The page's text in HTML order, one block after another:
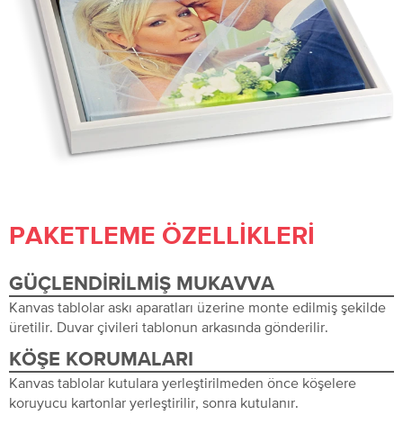
PAKETLEME ÖZELLIKLERI
GÜÇLENDIRILMIŞ MUKAVVA
Kanvas tablolar askı aparatları üzerine monte edilmiş şekilde
üretilir. Duvar çivileri tablonun arkasında gönderilir.
KÖŞE KORUMALARI
Kanvas tablolar kutulara yerleştirilmeden önce köşelere
koruyucu kartonlar yerleştirilir, sonra kutulanır.